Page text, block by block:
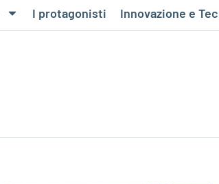
I protagonisti Innovazione e